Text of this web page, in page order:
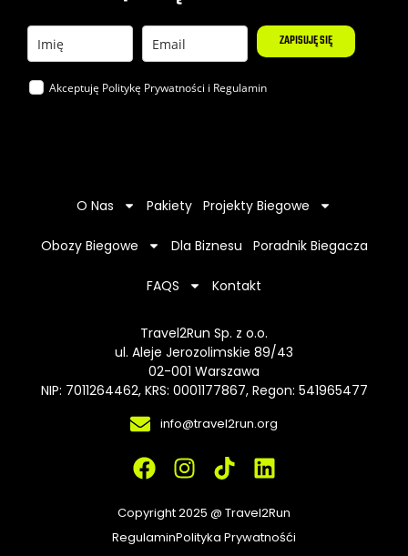
ZAPISUJĘ SIĘ
Akceptuję Politykę Prywatności i Regulamin
O Nas Pakiety Projekty Biegowe
Obozy Biegowe Dla Biznesu Poradnik Biegacza
FAQS Kontakt
Travel2Run Sp. z o.o.
ul. Aleje Jerozolimskie 89/43
02-001 Warszawa
NIP: 7011264462, KRS: 0001177867, Regon: 541965477
info@travel2run.org
F
a
c
e
I
n
s
t
T
i
k
t
L
i
n
k
Copyright 2025 @ Travel2Run
RegulaminPolityka Prywatnośći